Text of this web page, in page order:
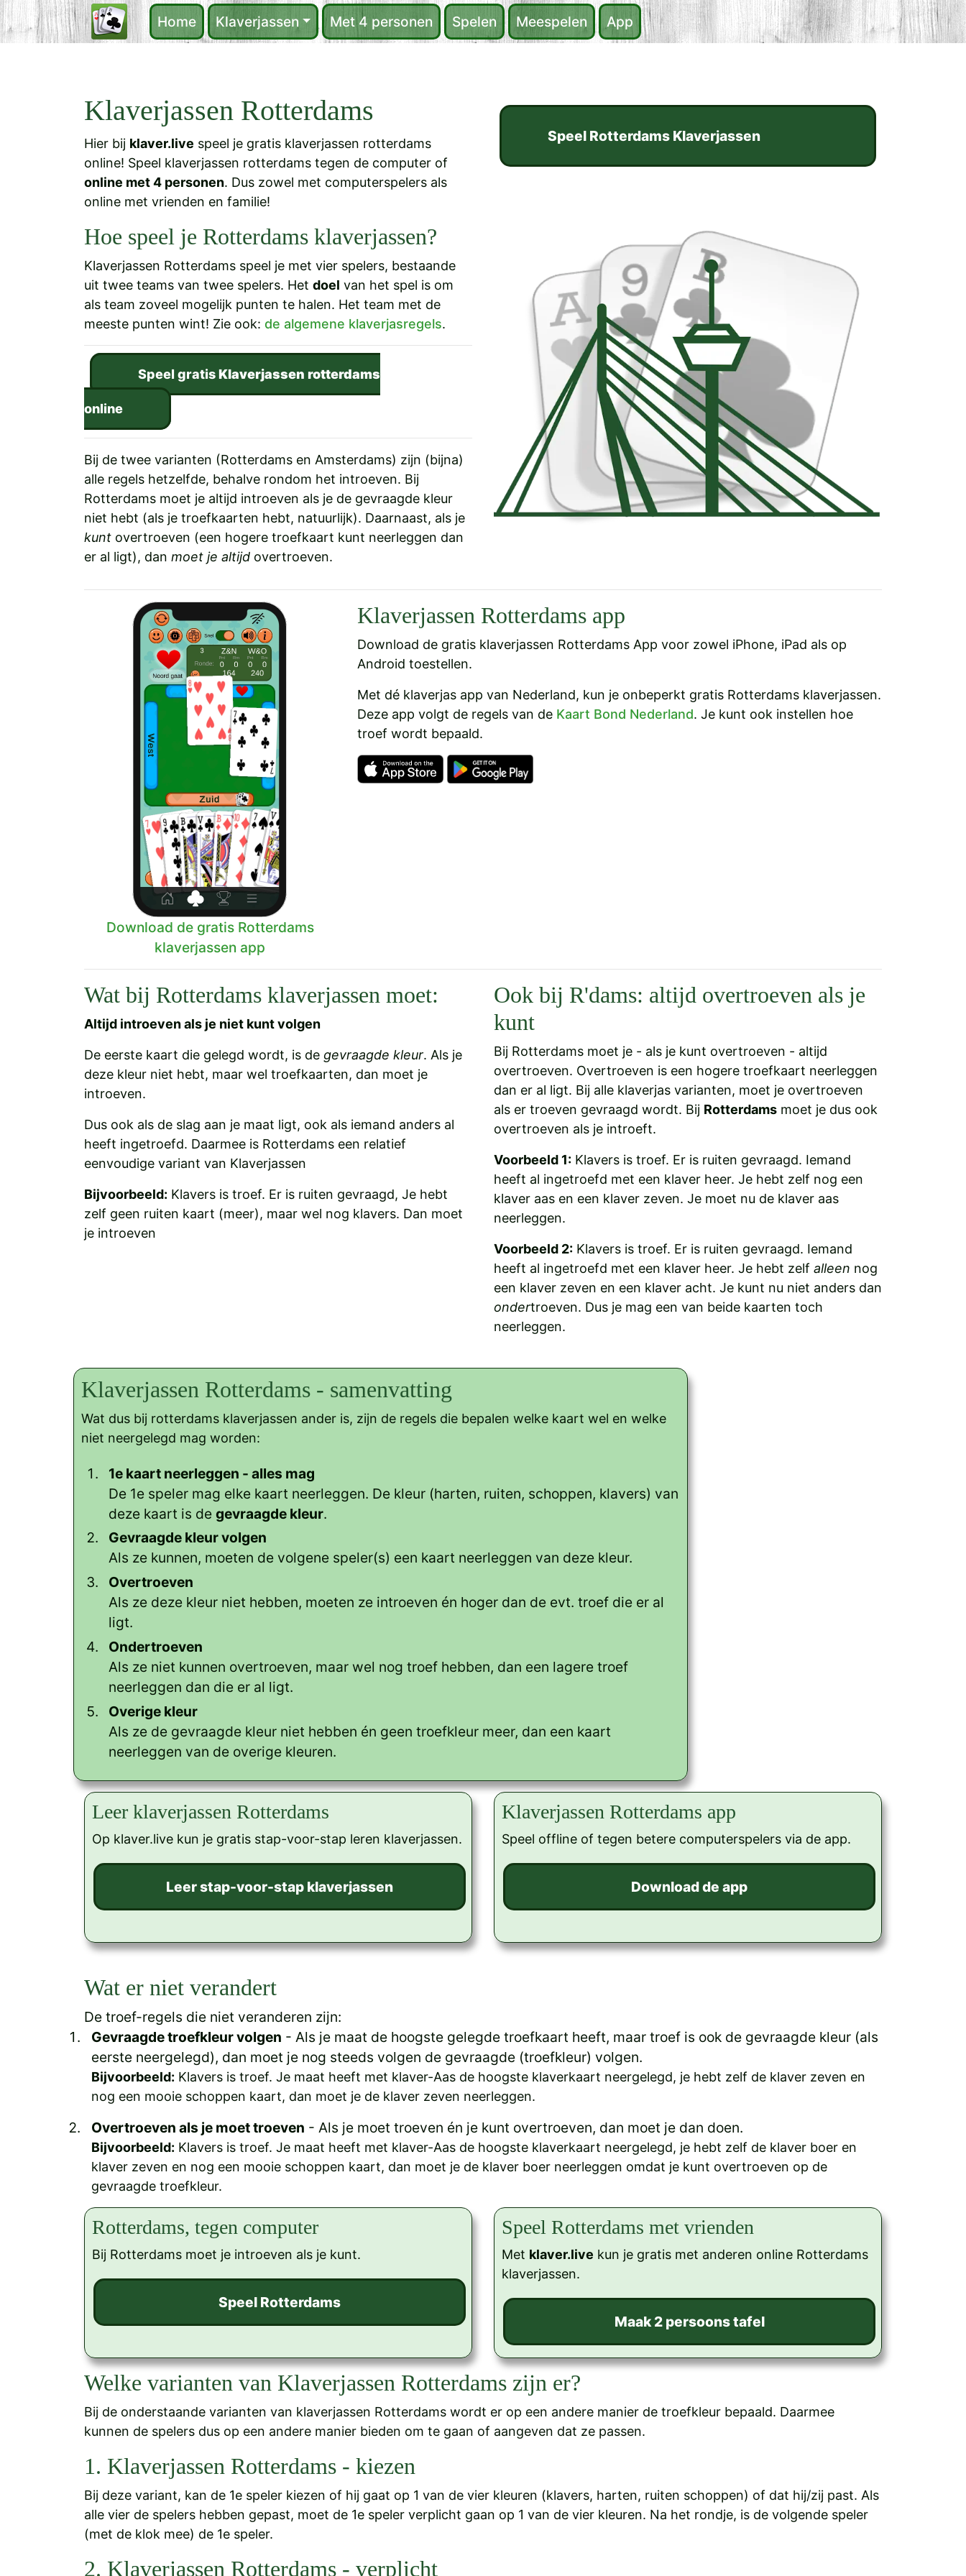
Home Klaverjassen Met 4 personen Spelen Meespelen App
Klaverjassen Rotterdams
Hier bij klaver.live speel je gratis klaverjassen rotterdams
online! Speel klaverjassen rotterdams tegen de computer of
online met 4 personen. Dus zowel met computerspelers als
online met vrienden en familie!
Speel Rotterdams Klaverjassen
Hoe speel je Rotterdams klaverjassen?
Klaverjassen Rotterdams speel je met vier spelers, bestaande
uit twee teams van twee spelers. Het doel van het spel is om
als team zoveel mogelijk punten te halen. Het team met de
meeste punten wint! Zie ook: de algemene klaverjasregels.
Speel gratisKlaverjassen rotterdams
online
Bij de twee varianten (Rotterdams en Amsterdams) zijn (bijna)
alle regels hetzelfde, behalve rondom het introeven. Bij
Rotterdams moet je altijd introeven als je de gevraagde kleur
niet hebt (als je troefkaarten hebt, natuurlijk). Daarnaast, als je
kunt overtroeven (een hogere troefkaart kunt neerleggen dan
er al ligt), dan moet je altijd overtroeven.
Download de gratis Rotterdams
klaverjassen app
Klaverjassen Rotterdams app
Download de gratis klaverjassen Rotterdams App voor zowel iPhone, iPad als op
Android toestellen.
Met dé klaverjas app van Nederland, kun je onbeperkt gratis Rotterdams klaverjassen.
Deze app volgt de regels van de Kaart Bond Nederland. Je kunt ook instellen hoe
troef wordt bepaald.
Wat bij Rotterdams klaverjassen moet:
Altijd introeven als je niet kunt volgen
De eerste kaart die gelegd wordt, is de gevraagde kleur. Als je
deze kleur niet hebt, maar wel troefkaarten, dan moet je
introeven.
Dus ook als de slag aan je maat ligt, ook als iemand anders al
heeft ingetroefd. Daarmee is Rotterdams een relatief
eenvoudige variant van Klaverjassen
Bijvoorbeeld: Klavers is troef. Er is ruiten gevraagd, Je hebt
zelf geen ruiten kaart (meer), maar wel nog klavers. Dan moet
je introeven
Ook bij R'dams: altijd overtroeven als je
kunt
Bij Rotterdams moet je - als je kunt overtroeven - altijd
overtroeven. Overtroeven is een hogere troefkaart neerleggen
dan er al ligt. Bij alle klaverjas varianten, moet je overtroeven
als er troeven gevraagd wordt. Bij Rotterdams moet je dus ook
overtroeven als je introeft.
Voorbeeld 1: Klavers is troef. Er is ruiten gevraagd. Iemand
heeft al ingetroefd met een klaver heer. Je hebt zelf nog een
klaver aas en een klaver zeven. Je moet nu de klaver aas
neerleggen.
Voorbeeld 2: Klavers is troef. Er is ruiten gevraagd. Iemand
heeft al ingetroefd met een klaver heer. Je hebt zelf alleen nog
een klaver zeven en een klaver acht. Je kunt nu niet anders dan
ondertroeven. Dus je mag een van beide kaarten toch
neerleggen.
Klaverjassen Rotterdams - samenvatting
Wat dus bij rotterdams klaverjassen ander is, zijn de regels die bepalen welke kaart wel en welke
niet neergelegd mag worden:
1e kaart neerleggen - alles mag
De 1e speler mag elke kaart neerleggen. De kleur (harten, ruiten, schoppen, klavers) van
deze kaart is degevraagde kleur.
Gevraagde kleur volgen
Als ze kunnen, moeten de volgene speler(s) een kaart neerleggen van deze kleur.
Overtroeven
Als ze deze kleur niet hebben, moeten ze introeven én hoger dan de evt. troef die er al
ligt.
Ondertroeven
Als ze niet kunnen overtroeven, maar wel nog troef hebben, dan een lagere troef
neerleggen dan die er al ligt.
Overige kleur
Als ze de gevraagde kleur niet hebben én geen troefkleur meer, dan een kaart
neerleggen van de overige kleuren.
Leer klaverjassen Rotterdams
Op klaver.live kun je gratis stap-voor-stap leren klaverjassen.
Klaverjassen Rotterdams app
Speel offline of tegen betere computerspelers via de app.
Wat er niet verandert
De troef-regels die niet veranderen zijn:
Gevraagde troefkleur volgen - Als je maat de hoogste gelegde troefkaart heeft, maar troef is ook de gevraagde kleur (als
eerste neergelegd), dan moet je nog steeds volgen de gevraagde (troefkleur) volgen.
Bijvoorbeeld: Klavers is troef. Je maat heeft met klaver-Aas de hoogste klaverkaart neergelegd, je hebt zelf de klaver zeven en
nog een mooie schoppen kaart, dan moet je de klaver zeven neerleggen.
Overtroeven als je moet troeven - Als je moet troeven én je kunt overtroeven, dan moet je dan doen.
Bijvoorbeeld: Klavers is troef. Je maat heeft met klaver-Aas de hoogste klaverkaart neergelegd, je hebt zelf de klaver boer en
klaver zeven en nog een mooie schoppen kaart, dan moet je de klaver boer neerleggen omdat je kunt overtroeven op de
gevraagde troefkleur.
Rotterdams, tegen computer
Bij Rotterdams moet je introeven als je kunt.
Speel Rotterdams met vrienden
Met klaver.live kun je gratis met anderen online Rotterdams
klaverjassen.
Welke varianten van Klaverjassen Rotterdams zijn er?
Bij de onderstaande varianten van klaverjassen Rotterdams wordt er op een andere manier de troefkleur bepaald. Daarmee
kunnen de spelers dus op een andere manier bieden om te gaan of aangeven dat ze passen.
1. Klaverjassen Rotterdams - kiezen
Bij deze variant, kan de 1e speler kiezen of hij gaat op 1 van de vier kleuren (klavers, harten, ruiten schoppen) of dat hij/zij past. Als
alle vier de spelers hebben gepast, moet de 1e speler verplicht gaan op 1 van de vier kleuren. Na het rondje, is de volgende speler
(met de klok mee) de 1e speler.
2. Klaverjassen Rotterdams - verplicht